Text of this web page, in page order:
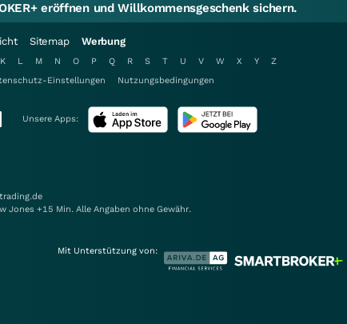
eröffnen und Willkommensgeschenk sichern.
Sitemap Werbung
K L M N O P Q R S T U V W X Y
Z
Einstellungen Nutzungsbedingungen
Unsere Apps:
Jones +15 Min. Alle Angaben ohne Gewähr.
Mit Unterstützung von: